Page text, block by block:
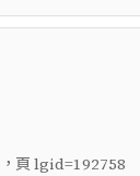
，頁 lgid=192758